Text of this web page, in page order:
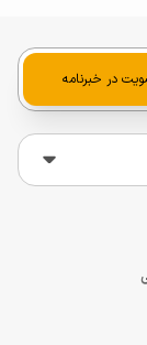
در خبرنامه